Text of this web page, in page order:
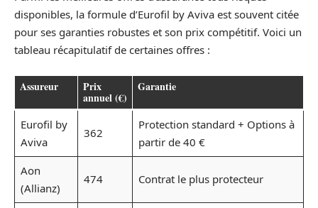
disponibles, la formule d’Eurofil by Aviva est souvent citée
pour ses garanties robustes et son prix compétitif. Voici un
tableau récapitulatif de certaines offres :
Assureur Prix
annuel (€)
Garantie
Eurofil by
Aviva
362
Protection standard + Options à
partir de 40 €
Aon
(Allianz)
474 Contrat le plus protecteur